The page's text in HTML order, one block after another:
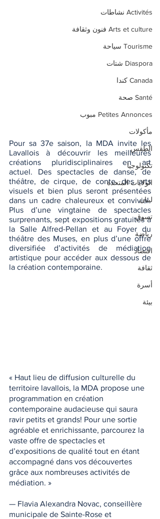
Activités نشاطات
Arts et culture فنون وثقافة
Tourisme سياحة
Diaspora شتات
Canada كندا
Santé صحة
Petites Annonces مبوب
مأكولات
الطقس
تكنولوجيا
الولايات المتحدة
لبنان
تسوق
رياضة
اقتصاد
ثقافة
أسرة
بيئة
Pour sa 37e saison, la MDA invite les
Lavallois à découvrir les meilleures
créations pluridisciplinaires en art
actuel. Des spectacles de danse, de
théâtre, de cirque, de conte, des arts
visuels et bien plus seront présentées
dans un cadre chaleureux et convivial.
Plus d’une vingtaine de spectacles
surprenants, sept expositions gratuites à
la Salle Alfred-Pellan et au Foyer du
théâtre des Muses, en plus d’une offre
diversifiée d’activités de médiation
artistique pour accéder aux dessous de
la création contemporaine.
« Haut lieu de diffusion culturelle du
territoire lavallois, la MDA propose une
programmation en création
contemporaine audacieuse qui saura
ravir petits et grands! Pour une sortie
agréable et enrichissante, parcourez la
vaste offre de spectacles et
d’expositions de qualité tout en étant
accompagné dans vos découvertes
grâce aux nombreuses activités de
médiation. »
— Flavia Alexandra Novac, conseillère
municipale de Sainte-Rose et